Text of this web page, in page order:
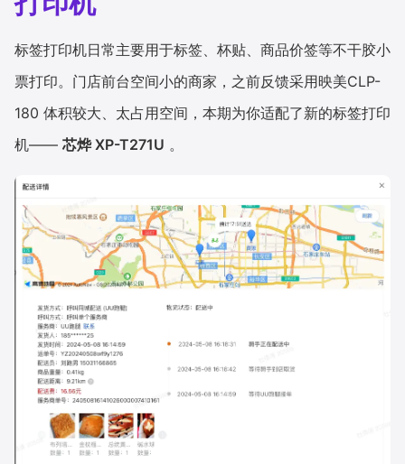
标签打印机日常主要用于标签、杯贴、商品价签等不干胶小
票打印。门店前台空间小的商家，之前反馈采用映美CLP-
180 体积较大、太占用空间，本期为你适配了新的标签打印
机—— 芯烨 XP-T271U 。